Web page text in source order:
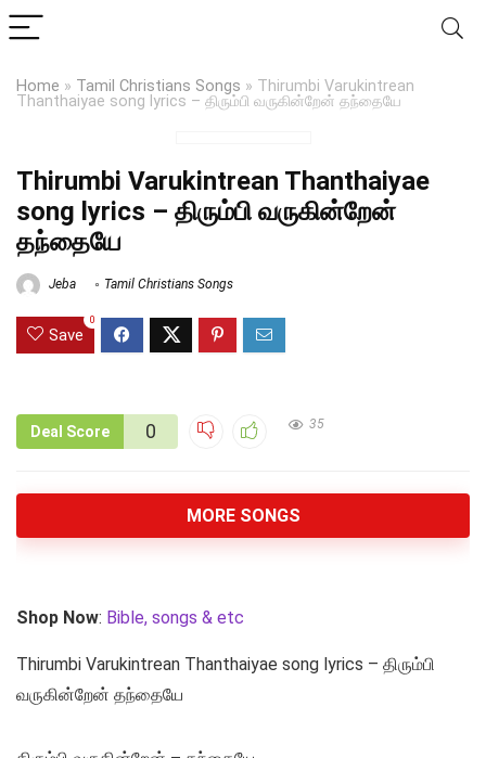
Home » Tamil Christians Songs » Thirumbi Varukintrean
Thanthaiyae song lyrics – திரும்பி வருகின்றேன் தந்தையே
Thirumbi Varukintrean Thanthaiyae
song lyrics – திரும்பி வருகின்றேன்
தந்தையே
Jeba Tamil Christians Songs
Save
0
Deal Score 0 35
MORE SONGS
Shop Now: Bible, songs & etc
Thirumbi Varukintrean Thanthaiyae song lyrics – திரும்பி
வருகின்றேன் தந்தையே